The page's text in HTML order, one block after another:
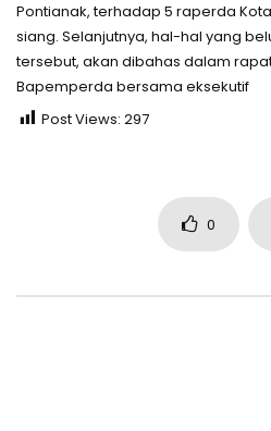
Pontianak, terhadap 5 raperda
siang. Selanjutnya, hal-hal yang
tersebut, akan dibahas dalam
Bapemperda bersama eksekutif
Post Views: 297
0